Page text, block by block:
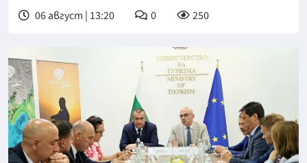
06 август | 13:20 0 250